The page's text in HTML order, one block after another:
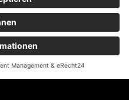
bzw.
ihre-
Kopie.php